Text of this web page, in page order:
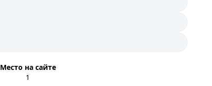
Место на сайте
1